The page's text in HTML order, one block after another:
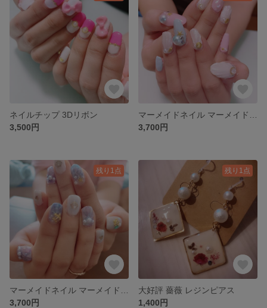
ネイルチップ 3Dリボン
3,500円
3,700円
残り1点
3,700円
残り1点
大好評 薔薇 レジンピアス
1,400円